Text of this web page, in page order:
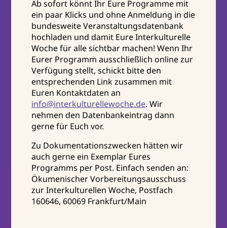
Ab sofort könnt Ihr Eure Programme mit
ein paar Klicks und ohne Anmeldung in die
bundesweite Veranstaltungsdatenbank
hochladen und damit Eure Interkulturelle
Woche für alle sichtbar machen! Wenn Ihr
Eurer Programm ausschließlich online zur
Verfügung stellt, schickt bitte den
entsprechenden Link zusammen mit
Euren Kontaktdaten an
info@interkulturellewoche.de. Wir
nehmen den Datenbankeintrag dann
gerne für Euch vor.
Zu Dokumentationszwecken hätten wir
auch gerne ein Exemplar Eures
Programms per Post. Einfach senden an:
Ökumenischer Vorbereitungsausschuss
zur Interkulturellen Woche, Postfach
160646, 60069 Frankfurt/Main